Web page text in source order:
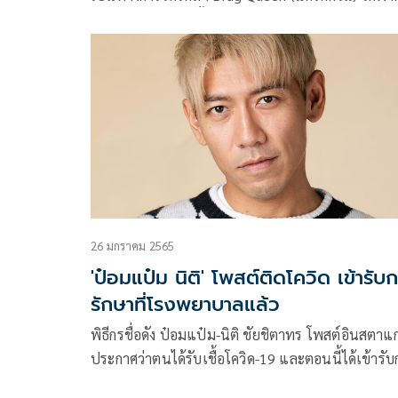
Season 3 (แดร็ก เรซ ไทยแลนด์ ซีซั่น3) 1 ในแฟรนไ
รายการระดับโลกอย่าง Rupaul’s Drag Race (รูพอลส์
26 มกราคม 2565
'ป๋อมแป๋ม นิติ' โพสต์ติดโควิด เข้ารับ
รักษาที่โรงพยาบาลแล้ว
พิธีกรชื่อดัง ป๋อมแป๋ม-นิติ ชัยชิตาทร โพสต์อินสตาแ
ประกาศว่าตนได้รับเชื้อโควิด-19 และตอนนี้ได้เข้ารับ